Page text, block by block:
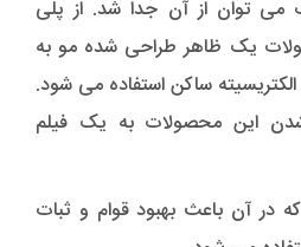
توان از آن جدا شد. از پلی
در محصولات یک ظاهر طراحی شده مو به
ساکن استفاده می شود.
این محصولات به یک فیلم
در آن باعث بهبود قوام و ثبات